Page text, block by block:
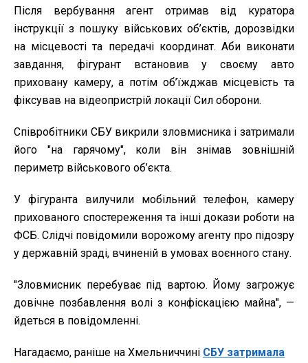
Після вербування агент отримав від куратора
інструкції з пошуку військових об’єктів, дорозвідки
на місцевості та передачі координат. Аби виконати
завдання, фігурант встановив у своєму авто
приховану камеру, а потім об’їжджав місцевість та
фіксував на відеопристрій локації Сил оборони.
Співробітники СБУ викрили зловмисника і затримали
його "на гарячому", коли він знімав зовнішній
периметр військового об’єкта.
У фігуранта вилучили мобільний телефон, камеру
прихованого спостереження та інші докази роботи на
ФСБ. Слідчі повідомили ворожому агенту про підозру
у державній зраді, вчиненій в умовах воєнного стану.
"Зловмисник перебуває під вартою. Йому загрожує
довічне позбавлення волі з конфіскацією майна", —
йдеться в повідомленні.
Нагадаємо, раніше на Хмельниччині СБУ затримала